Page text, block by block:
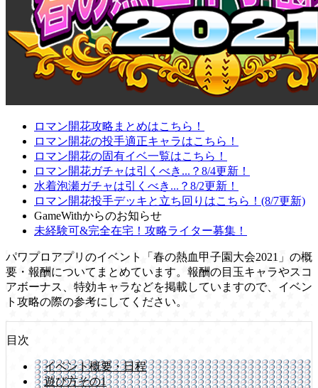
ロマン開花攻略まとめはこちら！
ロマン開花の投手適正キャラはこちら！
ロマン開花の固有イベ一覧はこちら！
ロマン開花ガチャは引くべき...？8/4更新！
水着泡瀬ガチャは引くべき...？8/2更新！
ロマン開花投手デッキと立ち回りはこちら！(8/7更新)
GameWithからのお知らせ
未経験可&完全在宅！攻略ライター募集！
パワプロアプリのイベント「春の熱血甲子園大会2021」の概
要・報酬についてまとめています。報酬の目玉キャラやスコ
アボーナス、特効キャラなどを掲載していますので、イベン
ト攻略の際の参考にしてください。
目次
イベント概要・日程
遊び方その1